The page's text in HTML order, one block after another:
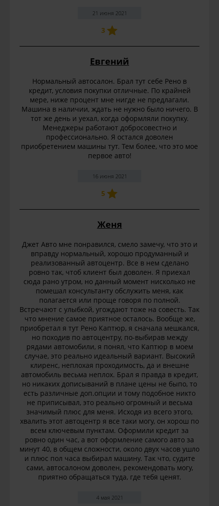
21 июня 2021
3
Евгений
Нормальный автосалон. Брал тут себе Рено в
кредит, условия покупки отличные. По крайней
мере, ниже процент мне нигде не предлагали.
Машина в наличии, ждать не нужно было ничего. В
тот же день и уехал, когда оформляли покупку.
Менеджеры работают добросовестно и
профессионально. Я остался доволен
приобретением машины тут. Тем более, что это мое
первое авто!
16 июня 2021
5
Женя
Джет Авто мне понравился, смело замечу, что это и
вправду нормальный, хорошо продуманный и
реализованный автоцентр. Все в нем сделано
ровно так, чтоб клиент был доволен. Я приехал
сюда рано утром, но данный момент нисколько не
помешал консультанту обслужить меня, как
полагается или проще говоря по полной.
Встречают с улыбкой, угождают тоже на совесть. Так
что мнение самое приятное осталось. Вообще же,
приобретал я тут Рено Каптюр, я сначала мешкался,
но походив по автоцентру, по-выбирав между
рядами автомобили, я понял, что Каптюр в моем
случае, это реально идеальный вариант. Высокий
клиренс, неплохая проходимость, да и внешне
автомобиль весьма неплох. Брал я правда в кредит,
но никаких дописываний в плане цены не быпо, то
есть различные доп.опции и тому подобное никто
не приписывал, это реально огромный и весьма
значимый плюс для меня. Исходя из всего этого,
хвалить этот автоцентр я все таки могу, он хорош по
всем ключевым пунктам. Оформили кредит за
ровно один час, а вот оформление самого авто за
минут 40, в общем сложности, около двух часов ушло
и плюс пол часа выбирал машину. Так что, судите
сами, автосалоном доволен, рекомендовать могу,
приятно обращаться туда, где тебя ценят.
4 мая 2021